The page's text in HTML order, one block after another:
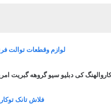
لوازم وقطعات توالت
کی دبلیو سیو گروهه گبریت
فلاش تانک